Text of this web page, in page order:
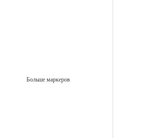
Больше маркеров